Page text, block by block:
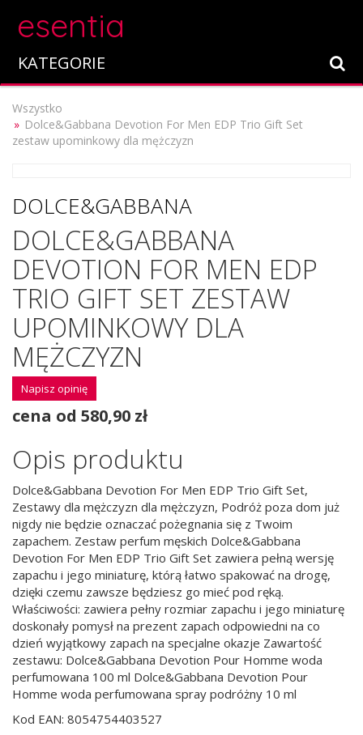
esentia
KATEGORIE
Wszystko
Dolce&Gabbana Devotion For Men EDP Trio Gift Set
zestaw upominkowy dla mężczyzn
DOLCE&GABBANA
DOLCE&GABBANA
DEVOTION FOR MEN EDP
TRIO GIFT SET ZESTAW
UPOMINKOWY DLA
MĘŻCZYZN
Napisz opinię
cena od 580,90 zł
Opis produktu
Dolce&Gabbana Devotion For Men EDP Trio Gift Set,
Zestawy dla mężczyzn dla mężczyzn, Podróż poza dom już
nigdy nie będzie oznaczać pożegnania się z Twoim
zapachem. Zestaw perfum męskich Dolce&Gabbana
Devotion For Men EDP Trio Gift Set zawiera pełną wersję
zapachu i jego miniaturę, którą łatwo spakować na drogę,
dzięki czemu zawsze będziesz go mieć pod ręką.
Właściwości: zawiera pełny rozmiar zapachu i jego miniaturę
doskonały pomysł na prezent zapach odpowiedni na co
dzień wyjątkowy zapach na specjalne okazje Zawartość
zestawu: Dolce&Gabbana Devotion Pour Homme woda
perfumowana 100 ml Dolce&Gabbana Devotion Pour
Homme woda perfumowana spray podróżny 10 ml
Kod EAN: 8054754403527